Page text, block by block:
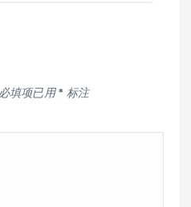
必填项已用* 标注